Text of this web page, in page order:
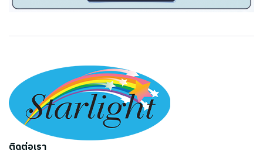
ติดต่อเรา